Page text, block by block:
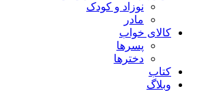
نوزاد و کودک
مادر
کالای خواب
پسرها
دخترها
کتاب
وبلاگ